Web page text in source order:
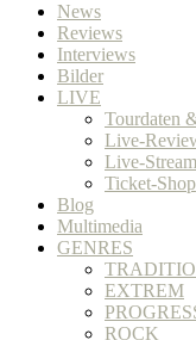
News
Reviews
Interviews
Bilder
LIVE
Tourdaten
Live-
Live-
Ticket-Shop
Blog
Multimedia
GENRES
EXTREM
ROCK